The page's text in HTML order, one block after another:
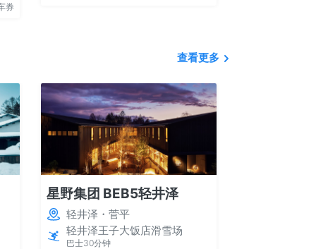
券
查看更多
星野集团 BEB5轻井泽
轻井泽・菅平
轻井泽王子大饭店滑雪场
巴士30分钟